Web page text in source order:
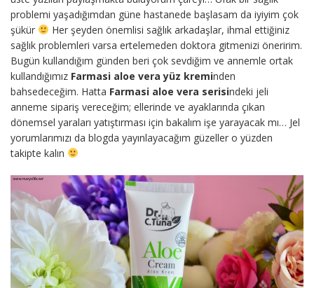
problemi yaşadığımdan güne hastanede başlasam da iyiyim çok
şükür
Her şeyden önemlisi sağlık arkadaşlar, ihmal ettiğiniz
sağlık problemleri varsa ertelemeden doktora gitmenizi öneririm.
Bugün kullandığım günden beri çok sevdiğim ve annemle ortak
kullandığımız Farmasi aloe vera yüz kreminden
bahsedeceğim. Hatta Farmasi aloe vera serisindeki jeli
anneme sipariş vereceğim; ellerinde ve ayaklarında çıkan
dönemsel yaraları yatıştırması için bakalım işe yarayacak mı… Jel
yorumlarımızı da blogda yayınlayacağım güzeller o yüzden
takipte kalın